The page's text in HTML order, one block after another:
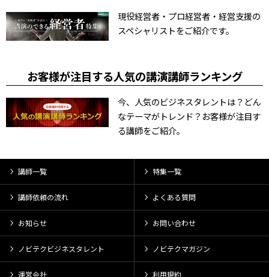
現役経営者・プロ経営者・経営支援の
スペシャリストをご紹介です。
お客様が注目する人気の講演講師ランキング
今、人気のビジネスタレントは？どん
なテーマがトレンド？お客様が注目す
る講師をご紹介。
講師一覧 特集一覧
講師依頼の流れ よくある質問
お知らせ お問い合わせ
ノビテクビジネスタレント ノビテクマガジン
運営会社 利用規約